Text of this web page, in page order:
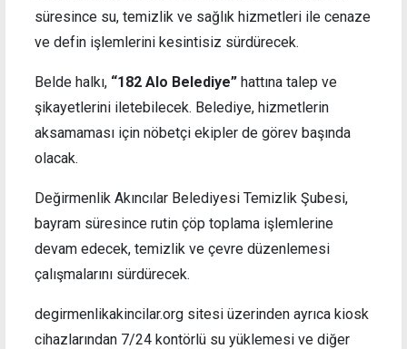
süresince su, temizlik ve sağlık hizmetleri ile cenaze
ve defin işlemlerini kesintisiz sürdürecek.
Belde halkı, “182 Alo Belediye” hattına talep ve
şikayetlerini iletebilecek. Belediye, hizmetlerin
aksamaması için nöbetçi ekipler de görev başında
olacak.
Değirmenlik Akıncılar Belediyesi Temizlik Şubesi,
bayram süresince rutin çöp toplama işlemlerine
devam edecek, temizlik ve çevre düzenlemesi
çalışmalarını sürdürecek.
degirmenlikakincilar.org sitesi üzerinden ayrıca kiosk
cihazlarından 7/24 kontörlü su yüklemesi ve diğer